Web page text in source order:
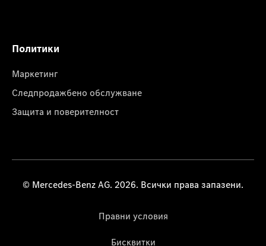
Политики
Маркетинг
Следпродажбено обслужване
Защита и поверителност
© Mercedes-Benz AG. 2026. Всички права запазени.
Правни условия
Бисквитки